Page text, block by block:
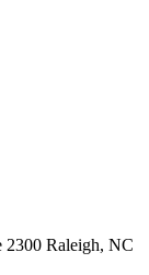
2300 Raleigh, NC